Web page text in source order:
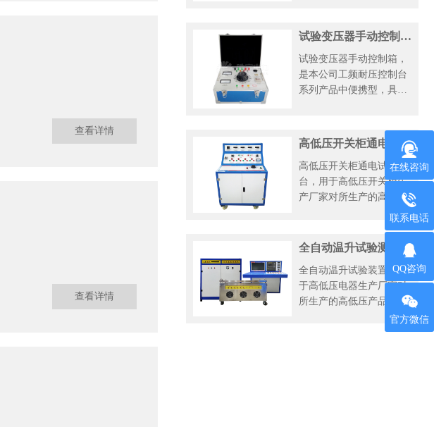
查看详情
查看详情
仪器，相当于往常两种测
试仪器。
试验变压器手动控制箱 CYXC-101
试验变压器手动控制箱，
是本公司工频耐压控制台
系列产品中便携型，具有
用配套设备、也可以作为
可调电源使用。
高低压开关柜通电试验台 CYGK-313A
高低压开关柜通电试验
台，用于高低压开关柜生
产厂家对所生产的高低压
开关柜进行出厂前的各项
通电试验。它能提供各种
交、直流电源，便于对开
关柜的检测，提高工作效
率。
全自动温升试验测试系统 CYDL-WS--2000
全自动温升试验装置，用
于高低压电器生产厂家对
所生产的高低压产品进行
出厂前的电气型式试验。
它提供了大电流和温度检
在线咨询
联系电话
QQ咨询
官方微信